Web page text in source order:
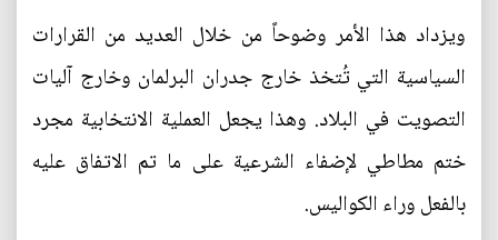
ويزداد هذا الأمر وضوحاً من خلال العديد من القرارات
السياسية التي تُتخذ خارج جدران البرلمان وخارج آليات
التصويت في البلاد. وهذا يجعل العملية الانتخابية مجرد
ختم مطاطي لإضفاء الشرعية على ما تم الاتفاق عليه
بالفعل وراء الكواليس.